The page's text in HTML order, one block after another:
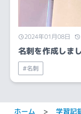
2024年01月08日
名刺を作成しまし
#名刺
ホーム > 学習記